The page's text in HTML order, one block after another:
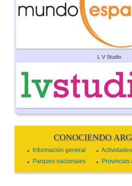
L V Studio
CONOCIENDO
Información general
Actividades
Parques nacionales
Provincias